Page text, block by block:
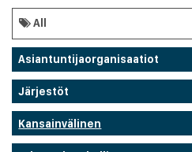
All
Asiantuntijaorganisaatiot
Järjestöt
Kansainvälinen